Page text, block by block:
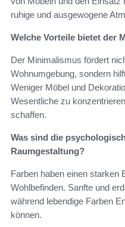
ruhige und ausgewogene
Welche Vorteile bietet der
Der Minimalismus fördert
Wohnumgebung, sondern
Weniger Möbel und
Wesentliche zu
schaffen.
Was sind die
Raumgestaltung?
Farben haben einen starken
Wohlbefinden. Sanfte und
während lebendige Farben
können.